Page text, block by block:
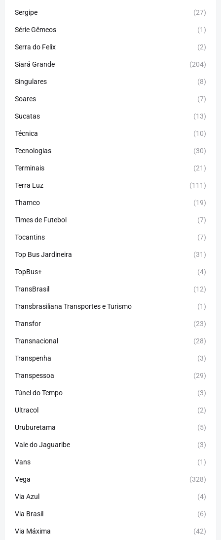
Sergipe (27)
Série Gêmeos (1)
Serra do Felix (2)
Siará Grande (204)
Singulares (8)
Soares (7)
Sucatas (13)
Técnica (10)
Tecnologias (30)
Terminais (21)
Terra Luz (111)
Thamco (19)
Times de Futebol (7)
Tocantins (7)
Top Bus Jardineira (31)
TopBus+ (4)
TransBrasil (12)
Transbrasiliana Transportes e Turismo (1)
Transfor (23)
Transnacional (28)
Transpenha (3)
Transpessoa (29)
Túnel do Tempo (3)
Ultracol (2)
Uruburetama (5)
Vale do Jaguaribe (3)
Vans (1)
Vega (328)
Via Azul (4)
Via Brasil (6)
Via Máxima (42)